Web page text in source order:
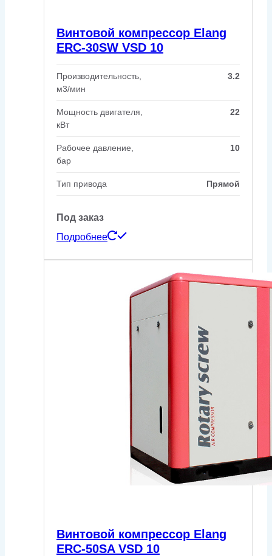
Винтовой компрессор Elang
ERC-30SW VSD 10
Производительность,
м3/мин
3.2
Мощность двигателя,
кВт
22
Рабочее давление,
бар
10
Тип привода Прямой
Под заказ
Подробнее
Винтовой компрессор Elang
ERC-50SA VSD 10